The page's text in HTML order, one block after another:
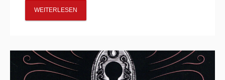
WEITERLESEN